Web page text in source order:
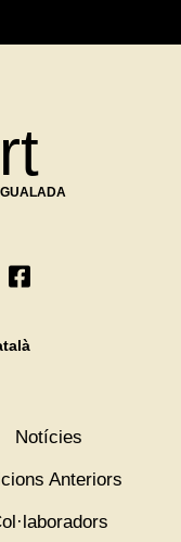
Notícies
Anteriors